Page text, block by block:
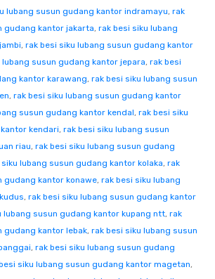
lubang susun gudang kantor indramayu, rak
gudang kantor jakarta, rak besi siku lubang
, rak besi siku lubang susun gudang kantor
lubang susun gudang kantor jepara, rak besi
kantor karawang, rak besi siku lubang susun
, rak besi siku lubang susun gudang kantor
susun gudang kantor kendal, rak besi siku
kendari, rak besi siku lubang susun
riau, rak besi siku lubang susun gudang
lubang susun gudang kantor kolaka, rak
gudang kantor konawe, rak besi siku lubang
, rak besi siku lubang susun gudang kantor
lubang susun gudang kantor kupang ntt, rak
gudang kantor lebak, rak besi siku lubang susun
, rak besi siku lubang susun gudang
siku lubang susun gudang kantor magetan,